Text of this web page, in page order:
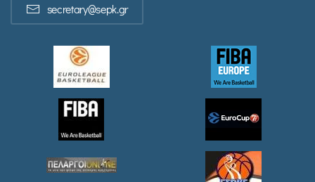
secretary@sepk.gr